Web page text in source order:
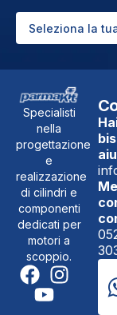
Seleziona la
Specialisti
nella
progettazione
e
realizzazione
di cilindri e
componenti
dedicati per
motori a
scoppio.